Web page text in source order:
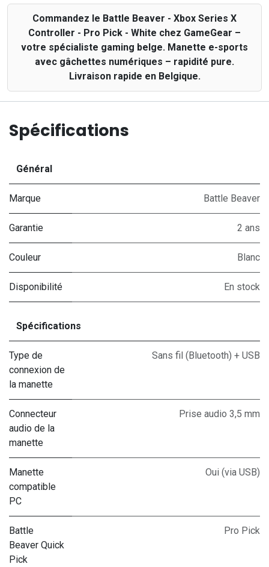
Commandez le Battle Beaver - Xbox Series X
Controller - Pro Pick - White chez GameGear –
votre spécialiste gaming belge. Manette e-sports
avec gâchettes numériques – rapidité pure.
Livraison rapide en Belgique.
Spécifications
Général
Marque Battle Beaver
Garantie 2 ans
Couleur Blanc
Disponibilité En stock
Spécifications
Type de
connexion de
la manette
Sans fil (Bluetooth) + USB
Connecteur
audio de la
manette
Prise audio 3,5 mm
Manette
compatible
PC
Oui (via USB)
Battle
Beaver Quick
Pick
Pro Pick